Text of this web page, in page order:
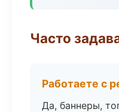
Часто
Работаете с
Да, баннеры,